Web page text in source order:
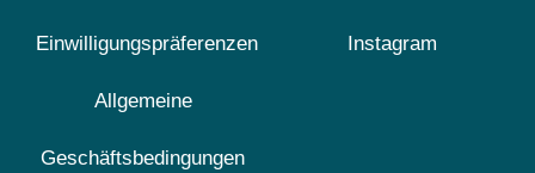
Einwilligungspräferenzen
Allgemeine
Geschäftsbedingungen
Instagram